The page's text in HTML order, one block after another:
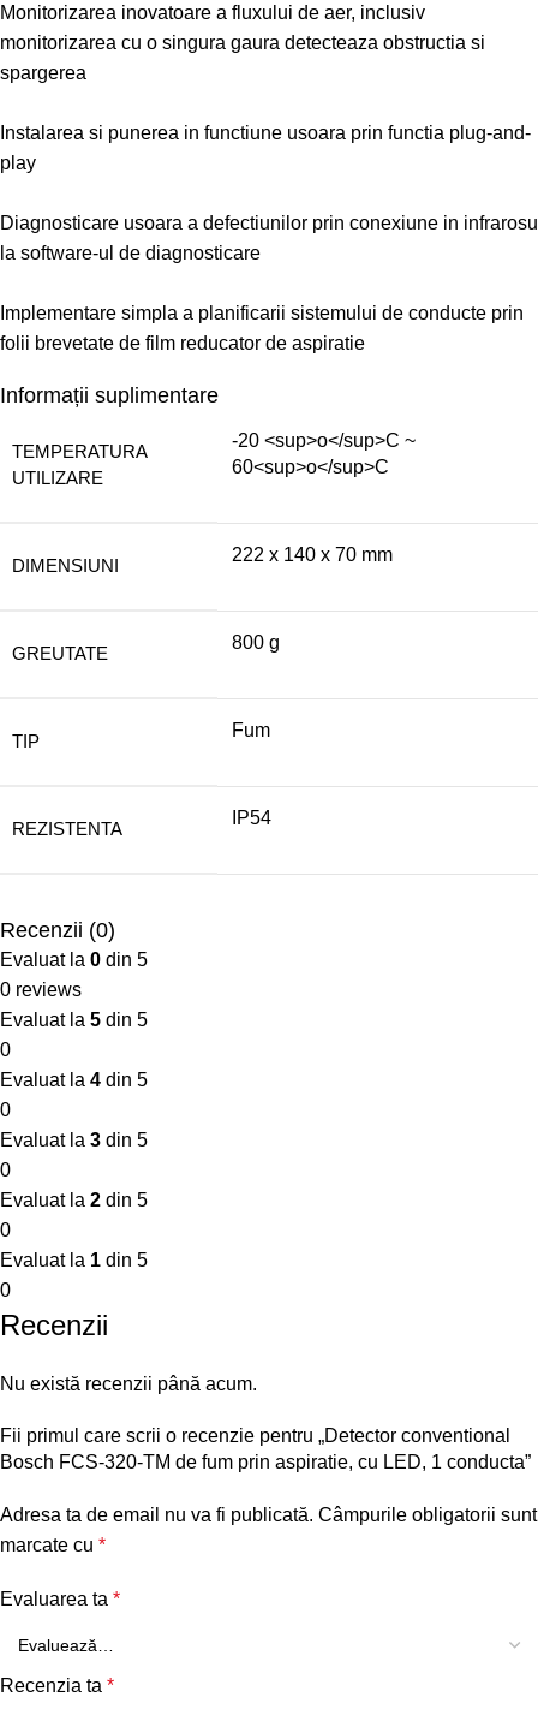
Monitorizarea inovatoare a fluxului de aer, inclusiv
monitorizarea cu o singura gaura detecteaza obstructia si
spargerea
Instalarea si punerea in functiune usoara prin functia plug-and-
play
Diagnosticare usoara a defectiunilor prin conexiune in infrarosu
la software-ul de diagnosticare
Implementare simpla a planificarii sistemului de conducte prin
folii brevetate de film reducator de aspiratie
Informații suplimentare
TEMPERATURA
UTILIZARE
-20 <sup>o</sup>C ~
60<sup>o</sup>C
DIMENSIUNI
222 x 140 x 70 mm
GREUTATE
800 g
TIP
Fum
REZISTENTA
IP54
Recenzii (0)
Evaluat la 0 din 5
0 reviews
Evaluat la 5 din 5
0
Evaluat la 4 din 5
0
Evaluat la 3 din 5
0
Evaluat la 2 din 5
0
Evaluat la 1 din 5
0
Recenzii
Nu există recenzii până acum.
Fii primul care scrii o recenzie pentru „Detector conventional
Bosch FCS-320-TM de fum prin aspiratie, cu LED, 1 conducta”
Adresa ta de email nu va fi publicată. Câmpurile obligatorii sunt
marcate cu *
Evaluarea ta *
Recenzia ta *